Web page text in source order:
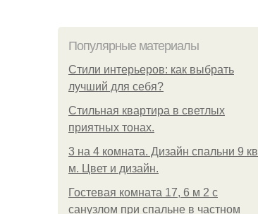
Популярные материалы
Стили интерьеров: как выбрать
лучший для себя?
Стильная квартира в светлых
приятных тонах.
3 на 4 комната. Дизайн спальни 9 кв
м. Цвет и дизайн.
Гостевая комната 17, 6 м 2 с
санузлом при спальне в частном